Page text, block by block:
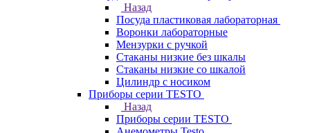
Назад
Посуда пластиковая лабораторная
Воронки лабораторные
Мензурки с ручкой
Стаканы низкие без шкалы
Стаканы низкие со шкалой
Цилиндр с носиком
Приборы серии TESTO
Назад
Приборы серии TESTO